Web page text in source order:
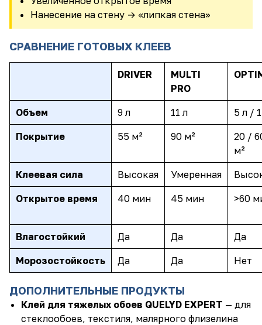
Нанесение на стену → «липкая стена»
СРАВНЕНИЕ ГОТОВЫХ КЛЕЕВ
DRIVER
MULTI
PRO
Объем 9 л 11 л 5 л /
Покрытие 55 м² 90 м²
20 /
м²
Клеевая сила Высокая Умеренная
Открытое время 40 мин 45 мин >60
Влагостойкий Да Да Да
Морозостойкость Да Да Нет
ДОПОЛНИТЕЛЬНЫЕ ПРОДУКТЫ
Клей для тяжелых обоев QUELYD EXPERT — для
стеклообоев, текстиля, малярного флизелина